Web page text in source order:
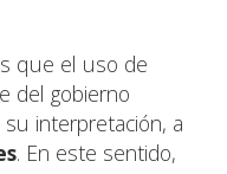
que el uso de
del gobierno
interpretación, a
. En este sentido,